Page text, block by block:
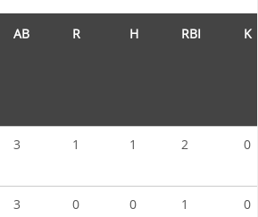
AB R H RBI K
3 1 1 2 0
3 0 0 1 0